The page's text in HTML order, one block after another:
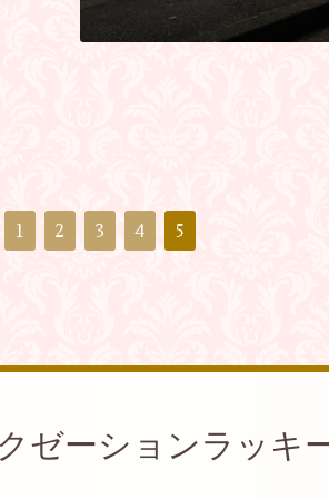
1 2 3 4 5
ゼーションラッキ